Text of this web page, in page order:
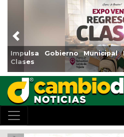
Reabrirá Coatzacoalcos la
Centro
Previous